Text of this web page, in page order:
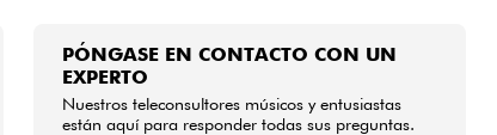
PÓNGASE EN CONTACTO CON UN
EXPERTO
Nuestros teleconsultores músicos y entusiastas
están aquí para responder todas sus preguntas.